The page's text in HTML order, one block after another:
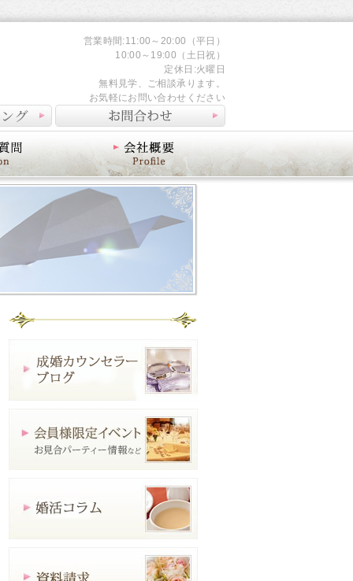
営業時間:11:00～20:00（平日）
10:00～19:00（土日祝）
定休日:火曜日
無料見学、ご相談承ります。
お気軽にお問い合わせください
会社概要